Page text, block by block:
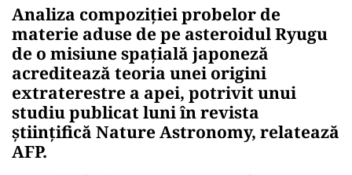
Analiza compoziţiei probelor de
materie aduse de pe asteroidul Ryugu
de o misiune spaţială japoneză
acreditează teoria unei origini
extraterestre a apei, potrivit unui
studiu publicat luni în revista
ştiinţifică Nature Astronomy, relatează
AFP.